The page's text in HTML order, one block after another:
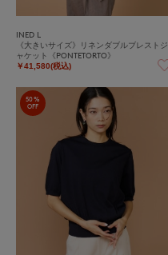
INED L
《大きいサイズ》リネンダブルブレストジ
ャケット《PONTETORTO》
￥41,580(税込)
50%
OFF